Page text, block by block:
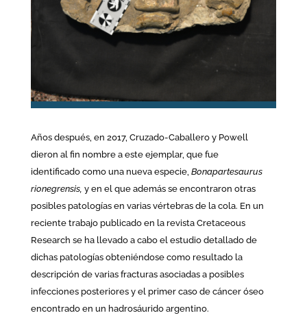
Años después, en 2017, Cruzado-Caballero y Powell
dieron al fin nombre a este ejemplar, que fue
identificado como una nueva especie, Bonapartesaurus
rionegrensis, y en el que además se encontraron otras
posibles patologías en varias vértebras de la cola. En un
reciente trabajo publicado en la revista Cretaceous
Research se ha llevado a cabo el estudio detallado de
dichas patologías obteniéndose como resultado la
descripción de varias fracturas asociadas a posibles
infecciones posteriores y el primer caso de cáncer óseo
encontrado en un hadrosáurido argentino.